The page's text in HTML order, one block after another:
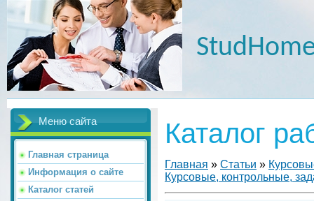
Меню сайта
Главная страница
Информация о сайте
Каталог статей
Каталог
Главная » Статьи »
Курсовые, контрольные,